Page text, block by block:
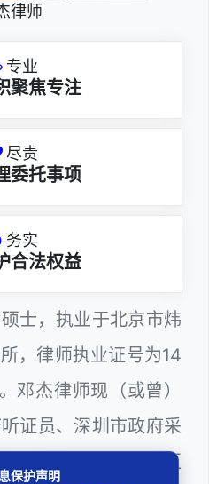
律师
专业
聚焦专注
尽责
委托事项
务实
合法权益
士，执业于北京市炜
，律师执业证号为14
邓杰律师现（或曾）
证员、深圳市政府采
，曾担任深圳市某区
保护声明